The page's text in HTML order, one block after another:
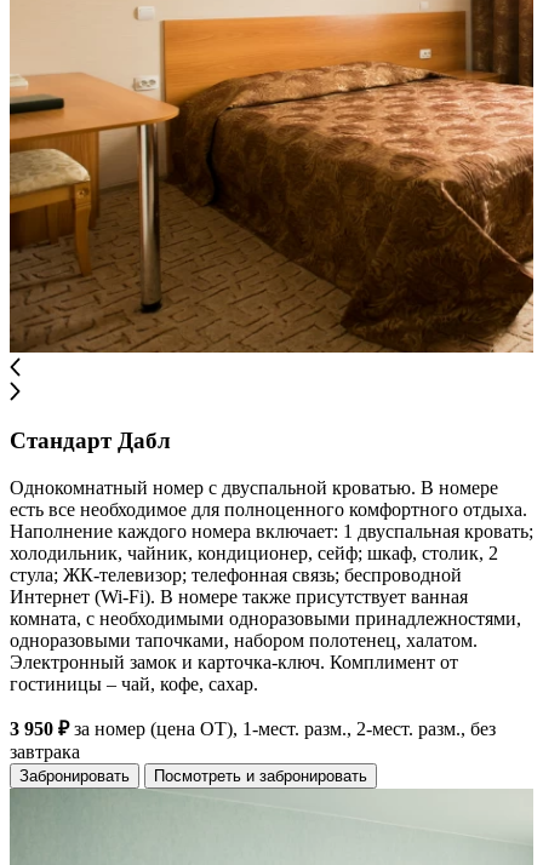
Стандарт Дабл
Однокомнатный номер с двуспальной кроватью. В номере
есть все необходимое для полноценного комфортного отдыха.
Наполнение каждого номера включает: 1 двуспальная кровать;
холодильник, чайник, кондиционер, сейф; шкаф, столик, 2
стула; ЖК-телевизор; телефонная связь; беспроводной
Интернет (Wi-Fi). В номере также присутствует ванная
комната, с необходимыми одноразовыми принадлежностями,
одноразовыми тапочками, набором полотенец, халатом.
Электронный замок и карточка-ключ. Комплимент от
гостиницы – чай, кофе, сахар.
3 950 ₽за номер (цена ОТ), 1-мест. разм., 2-мест. разм., без
завтрака
Забронировать Посмотреть и забронировать